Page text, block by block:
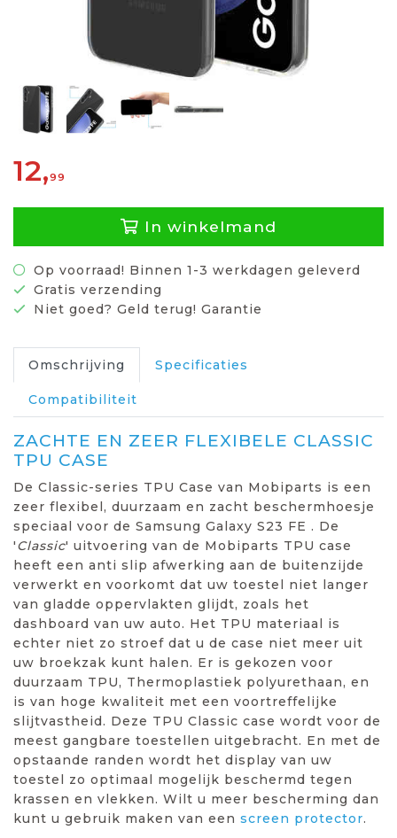
12,99
In winkelmand
Op voorraad! Binnen 1-3 werkdagen geleverd
Gratis verzending
Niet goed? Geld terug! Garantie
Omschrijving Specificaties
Compatibiliteit
ZACHTE EN ZEER FLEXIBELE CLASSIC
TPU CASE
De Classic-series TPU Case van Mobiparts is een
zeer flexibel, duurzaam en zacht beschermhoesje
speciaal voor de Samsung Galaxy S23 FE . De
'Classic' uitvoering van de Mobiparts TPU case
heeft een anti slip afwerking aan de buitenzijde
verwerkt en voorkomt dat uw toestel niet langer
van gladde oppervlakten glijdt, zoals het
dashboard van uw auto. Het TPU materiaal is
echter niet zo stroef dat u de case niet meer uit
uw broekzak kunt halen. Er is gekozen voor
duurzaam TPU, Thermoplastiek polyurethaan, en
is van hoge kwaliteit met een voortreffelijke
slijtvastheid. Deze TPU Classic case wordt voor de
meest gangbare toestellen uitgebracht. En met de
opstaande randen wordt het display van uw
toestel zo optimaal mogelijk beschermd tegen
krassen en vlekken. Wilt u meer bescherming dan
kunt u gebruik maken van een screen protector.